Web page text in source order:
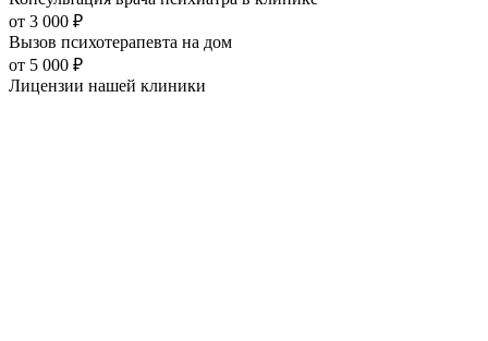
от 3 000 ₽
Вызов психотерапевта на дом
от 5 000 ₽
Лицензии нашей клиники